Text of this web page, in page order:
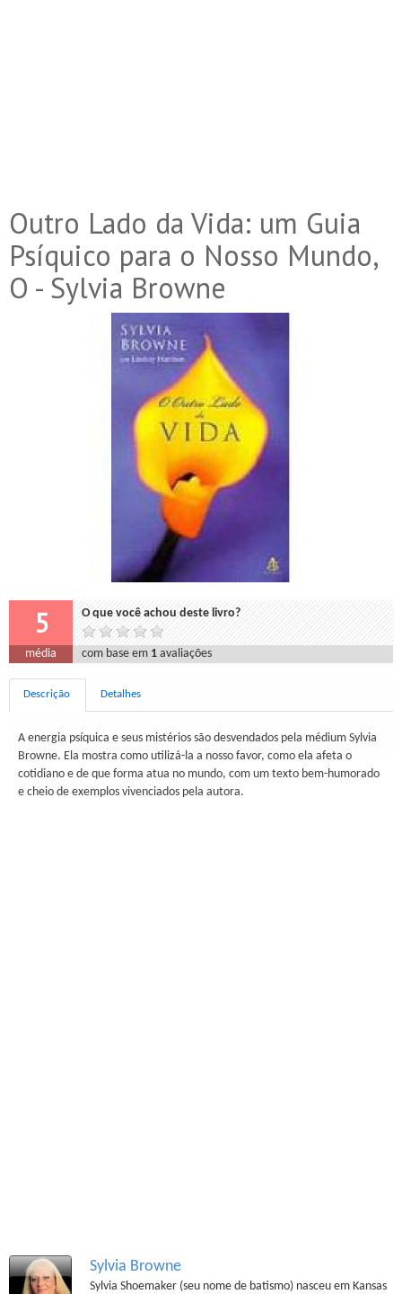
Outro Lado da Vida: um Guia
Psíquico para o Nosso Mundo,
O - Sylvia Browne
5 O que você achou deste livro?
média com base em 1 avaliações
Descrição Detalhes
A energia psíquica e seus mistérios são desvendados pela médium Sylvia
Browne. Ela mostra como utilizá-la a nosso favor, como ela afeta o
cotidiano e de que forma atua no mundo, com um texto bem-humorado
e cheio de exemplos vivenciados pela autora.
Sylvia Browne
Sylvia Shoemaker (seu nome de batismo) nasceu em Kansas